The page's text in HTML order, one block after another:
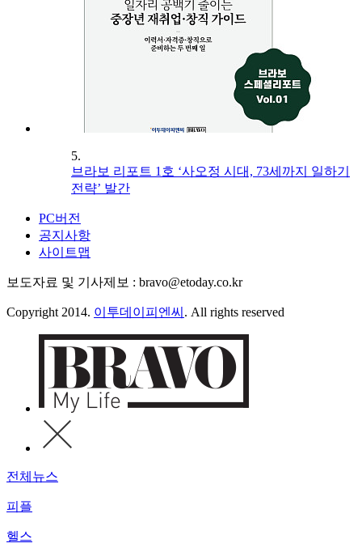
5.
브라보 리포트 1호 ‘사오정 시대, 73세까지 일하기
전략’ 발간
PC버전
공지사항
사이트맵
보도자료 및 기사제보 : bravo@etoday.co.kr
Copyright 2014. 이투데이피엔씨 . All rights reserved
전체뉴스
피플
헬스